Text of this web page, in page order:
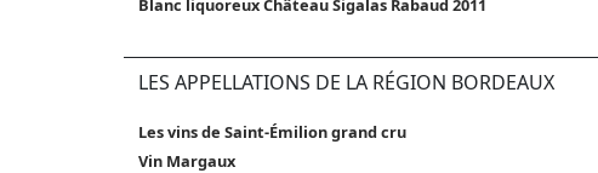
LES APPELLATIONS DE LA RÉGION BORDEAUX
Les vins de Saint-Émilion grand cru
Vin Margaux